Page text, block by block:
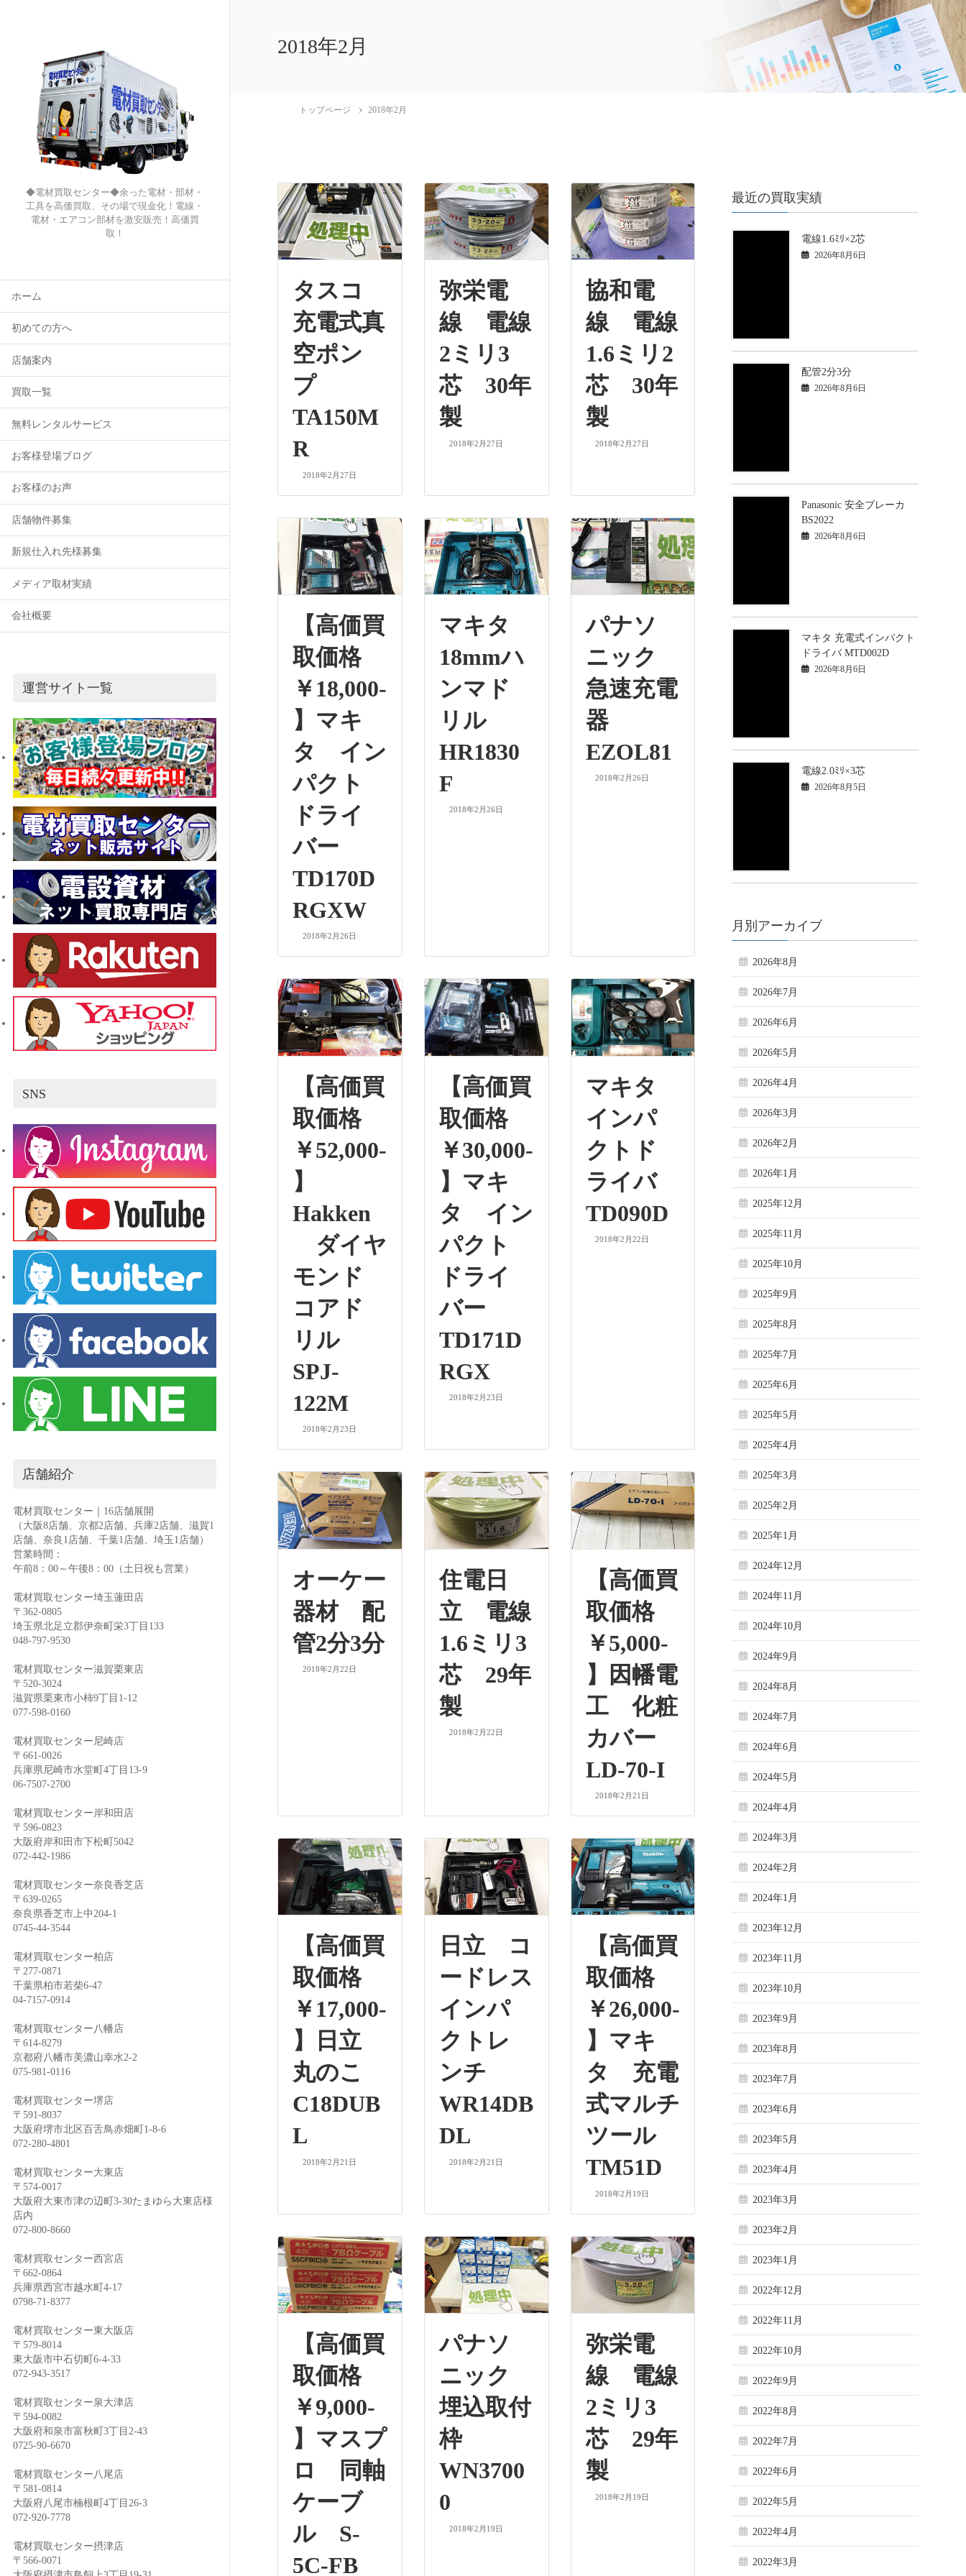
◆電材買取センター◆余った電材・部材・
工具を高価買取、その場で現金化！電線・
電材・エアコン部材を激安販売！高価買
取！
ホーム
初めての方へ
店舗案内
買取一覧
無料レンタルサービス
お客様登場ブログ
お客様のお声
店舗物件募集
新規仕入れ先様募集
メディア取材実績
会社概要
運営サイト一覧
SNS
店舗紹介
電材買取センター｜16店舗展開
（大阪8店舗、京都2店舗、兵庫2店舗、滋賀1
店舗、奈良1店舗、千葉1店舗、埼玉1店舗）
営業時間：
午前8：00～午後8：00（土日祝も営業）
電材買取センター埼玉蓮田店
〒362-0805
埼玉県北足立郡伊奈町栄3丁目133
048-797-9530
電材買取センター滋賀栗東店
〒520-3024
滋賀県栗東市小柿9丁目1-12
077-598-0160
電材買取センター尼崎店
〒661-0026
兵庫県尼崎市水堂町4丁目13-9
06-7507-2700
電材買取センター岸和田店
〒596-0823
大阪府岸和田市下松町5042
072-442-1986
電材買取センター奈良香芝店
〒639-0265
奈良県香芝市上中204-1
0745-44-3544
電材買取センター柏店
〒277-0871
千葉県柏市若柴6-47
04-7157-0914
電材買取センター八幡店
〒614-8279
京都府八幡市美濃山幸水2-2
075-981-0116
電材買取センター堺店
〒591-8037
大阪府堺市北区百舌鳥赤畑町1-8-6
072-280-4801
電材買取センター大東店
〒574-0017
大阪府大東市津の辺町3-30たまゆら大東店様
店内
072-800-8660
電材買取センター西宮店
〒662-0864
兵庫県西宮市越水町4-17
0798-71-8377
電材買取センター東大阪店
〒579-8014
東大阪市中石切町6-4-33
072-943-3517
電材買取センター泉大津店
〒594-0082
大阪府和泉市富秋町3丁目2-43
0725-90-6670
電材買取センター八尾店
〒581-0814
大阪府八尾市楠根町4丁目26-3
072-920-7778
電材買取センター摂津店
〒566-0071
2018年2月
トップページ 2018年2月
タスコ
充電式真
空ポン
プ
TA150M
R
2018年2月27日
弥栄電
線 電線
2ミリ3
芯 30年
製
2018年2月27日
協和電
線 電線
1.6ミリ2
芯 30年
製
2018年2月27日
【高価買
取価格
￥18,000-
】マキ
タ イン
パクト
ドライ
バー
TD170D
RGXW
2018年2月26日
マキタ
18mmハ
ンマド
リル
HR1830
F
2018年2月26日
パナソ
ニック
急速充電
器
EZOL81
2018年2月26日
【高価買
取価格
￥52,000-
】
Hakken
ダイヤ
モンド
コアド
リル
SPJ-
122M
2018年2月23日
【高価買
取価格
￥30,000-
】マキ
タ イン
パクト
ドライ
バー
TD171D
RGX
2018年2月23日
マキタ
インパ
クトド
ライバ
TD090D
2018年2月22日
オーケー
器材 配
管2分3分
2018年2月22日
住電日
立 電線
1.6ミリ3
芯 29年
製
2018年2月22日
【高価買
取価格
￥5,000-
】因幡電
工 化粧
カバー
LD-70-I
2018年2月21日
【高価買
取価格
￥17,000-
】日立
丸のこ
C18DUB
L
2018年2月21日
日立 コ
ードレス
インパ
クトレ
ンチ
WR14DB
DL
2018年2月21日
【高価買
取価格
￥26,000-
】マキ
タ 充電
式マルチ
ツール
TM51D
2018年2月19日
【高価買
取価格
￥9,000-
】マスプ
ロ 同軸
ケーブ
ル S-
5C-FB
パナソ
ニック
埋込取付
枠
WN3700
0
2018年2月19日
弥栄電
線 電線
2ミリ3
芯 29年
製
2018年2月19日
最近の買取実績
電線1.6ﾐﾘ×2芯
2026年8月6日
配管2分3分
2026年8月6日
Panasonic 安全ブレーカ
BS2022
2026年8月6日
マキタ 充電式インパクト
ドライバ MTD002D
2026年8月6日
電線2.0ﾐﾘ×3芯
2026年8月5日
月別アーカイブ
2026年8月
2026年7月
2026年6月
2026年5月
2026年4月
2026年3月
2026年2月
2026年1月
2025年12月
2025年11月
2025年10月
2025年9月
2025年8月
2025年7月
2025年6月
2025年5月
2025年4月
2025年3月
2025年2月
2025年1月
2024年12月
2024年11月
2024年10月
2024年9月
2024年8月
2024年7月
2024年6月
2024年5月
2024年4月
2024年3月
2024年2月
2024年1月
2023年12月
2023年11月
2023年10月
2023年9月
2023年8月
2023年7月
2023年6月
2023年5月
2023年4月
2023年3月
2023年2月
2023年1月
2022年12月
2022年11月
2022年10月
2022年9月
2022年8月
2022年7月
2022年6月
2022年5月
2022年4月
2022年3月